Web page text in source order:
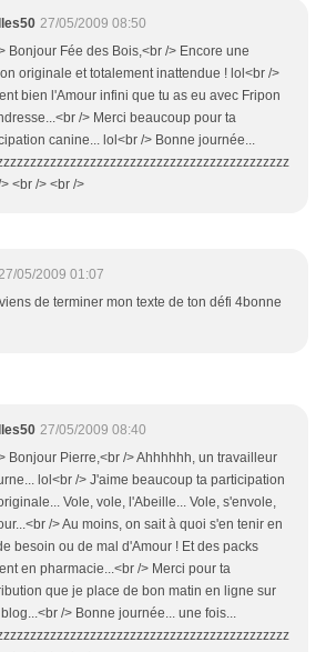
27/05/2009 08:50
Bonjour Fée des Bois,<br /> Encore une
originale et totalement inattendue ! lol<br />
bien l'Amour infini que tu as eu avec Fripon
/> Merci beaucoup pour ta
canine... lol<br /> Bonne journée...
<br /> <br />
05/2009 01:07
de terminer mon texte de ton défi 4bonne
27/05/2009 08:40
Bonjour Pierre,<br /> Ahhhhhh, un travailleur
lol<br /> J'aime beaucoup ta participation
Vole, vole, l'Abeille... Vole, s'envole,
/> Au moins, on sait à quoi s'en tenir en
besoin ou de mal d'Amour ! Et des packs
en pharmacie...<br /> Merci pour ta
que je place de bon matin en ligne sur
/> Bonne journée... une fois...